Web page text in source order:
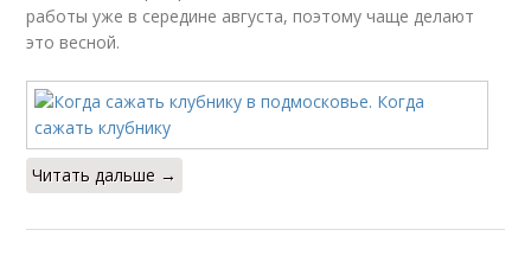
работы уже в середине августа, поэтому чаще делают
это весной.
Читать дальше →